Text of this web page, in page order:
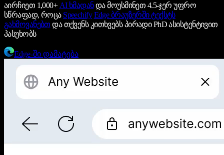
აირჩიეთ 1,000+ AI ხმადანდა მოუსმინეთ 4.5-ჯერ უფრო
სწრაფად, როცა Speechify Edge ბრაუზერში ტექსტს
გახმოვანებთ და თქვენს კითხვებს პირადი PhD ასისტენტივით
პასუხობს
Edge-ში დამატება